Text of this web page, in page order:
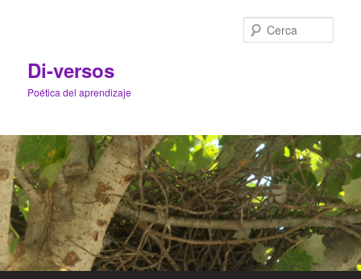
Di-versos
Poética del aprendizaje